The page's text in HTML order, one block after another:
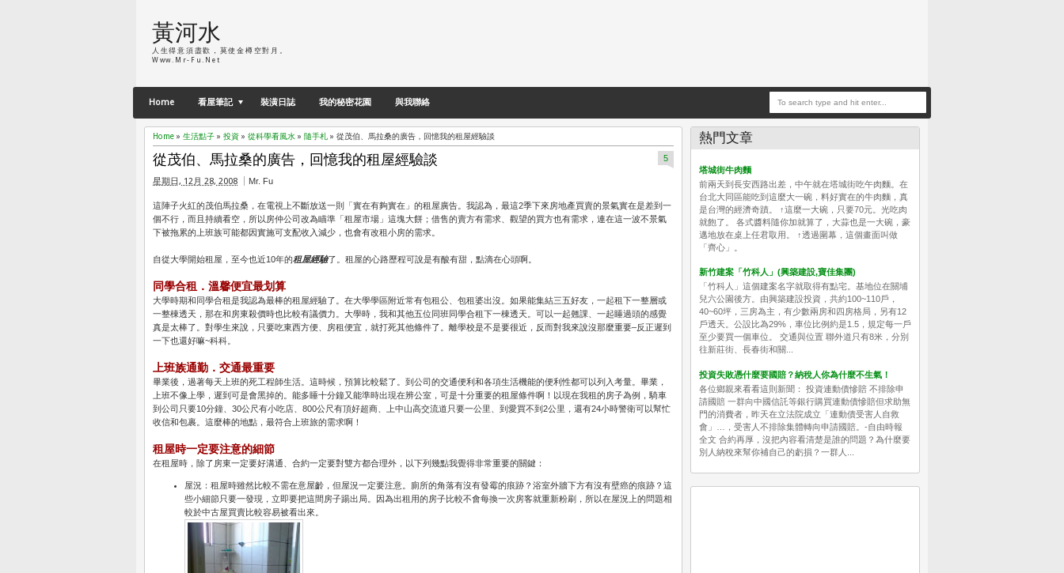
黃河水
人生得意須盡歡，莫使金樽空對月。
Www.Mr-Fu.net
Home 看屋筆記 裝潢日誌 我的秘密花園 與我聯絡
Home » 生活點子 » 投資 » 從科學看風水 » 隨手札 » 從茂伯、馬拉桑的廣告，回憶我的租屋經驗談
從茂伯、馬拉桑的廣告，回憶我的租屋經驗談
星期日, 12月 28, 2008 Mr. Fu
5
這陣子火紅的茂伯馬拉桑，在電視上不斷放送一則「實在有夠實在」的租屋廣告。 我認為，最這2季下來房地產買賣的景氣實在是差到一
個不行，而且持續看空，所以房仲公司改為瞄準「租屋市場」這塊大餅；借售的賣方有需求、觀望的買方也有需求，連在這一波不景氣
下被拖累的上班族可能都因實施可支配收入減少，也會有改租小房的需求。
自從大學開始租屋，至今也近10年的租屋經驗了。租屋的心路歷程可說是有酸有甜，點滴在心頭啊。
同學合租．溫馨便宜最划算
大學時期和同學合租是我認為最棒的租屋經驗了。在大學學區附近常有包租公、包租婆出沒。如果能集結三五好友，一起租下一整層或
一整棟透天，那在和房東殺價時也比較有議價力。大學時，我和其他五位同班同學合租下一棟透天。可以一起翹課、一起睡過頭的感覺
真是太棒了。對學生來說，只要吃東西方便、房租便宜，就打死其他條件了。離學校是不是要很近，反而對我來說沒那麼重要–反正遲到
一下也還好嘛~科科。
上班族通勤．交通最重要
畢業後，過著每天上班的死工程師生活。這時候，預算比較鬆了。到公司的交通便利和各項生活機能的便利性都可以列入考量。畢業，
上班不像上學，遲到可是會黑掉的。能多睡十分鐘又能準時出現在辨公室，可是十分重要的租屋條件啊！以現在我租的房子為例，騎車
到公司只要10分鐘、30公尺有小吃店、800公尺有頂好超商、上中山高交流道只要一公里、到愛買不到2公里，還有24小時警衛可以幫忙
收信和包裹。這麼棒的地點，最符合上班旅的需求啊！
租屋時一定要注意的細節
在租屋時，除了房東一定要好溝通、合約一定要對雙方都合理外，以下列幾點我覺得非常重要的關鍵：
屋況：租屋時雖然比較不需在意屋齡，但屋況一定要注意。廁所的角落有沒有發霉的痕跡？浴室外牆下方有沒有壁癌的痕跡？這
些小細節只要一發現，立即要把這間房子踼出局。因為出租用的房子比較不會每換一次房客就重新粉刷，所以在屋況上的問題相
較於中古屋買賣比較容易被看出來。
熱門文章
塔城街牛肉麵
前兩天到長安西路出差，中午就在塔城街吃午肉麵。在
台北大同區能吃到這麼大一碗，料好實在的牛肉麵，真
是台灣的經濟奇蹟。 ↑這麼一大碗，只要70元。光吃肉
就飽了。 各式醬料隨你加就算了，大蒜也是一大碗，豪
邁地放在桌上任君取用。 ↑透過圍幕，這個畫面叫做
「齊心」。
新竹建案「竹科人」(興築建設,寶佳集團)
「竹科人」這個建案名字就取得有點宅。基地位在關埔
兒六公園後方。由興築建設投資，共約100~110戶，
40~60坪，三房為主，有少數兩房和四房格局，另有12
戶透天。公設比為29%，車位比例約是1.5，規定每一戶
至少要買一個車位。 交通與位置 聯外道只有8米，分別
往新莊街、長春街和關...
投資失敗憑什麼要國賠？納稅人你為什麼不生氣！
各位鄉親來看看這則新聞： 投資連動債慘賠 不排除申
請國賠 一群向中國信託等銀行購買連動債慘賠但求助無
門的消費者，昨天在立法院成立「連動債受害人自救
會」…，受害人不排除集體轉向申請國賠。-自由時報
全文 合約再厚，沒把內容看清楚是誰的問題？為什麼要
別人納稅來幫你補自己的虧損？一群人...